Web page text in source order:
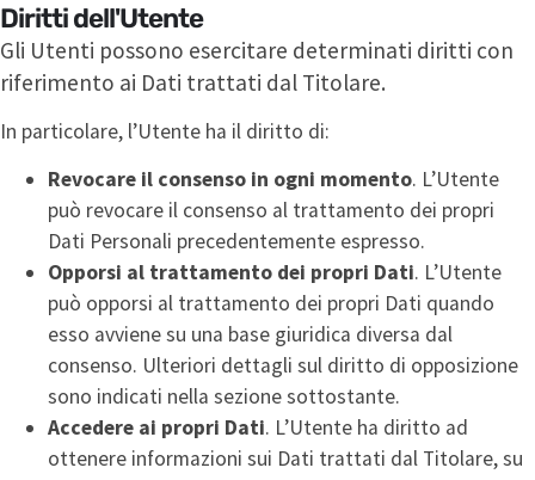
Diritti dell'Utente
Gli Utenti possono esercitare determinati diritti con
riferimento ai Dati trattati dal Titolare.
In particolare, l’Utente ha il diritto di:
Revocare il consenso in ogni momento. L’Utente
può revocare il consenso al trattamento dei propri
Dati Personali precedentemente espresso.
Opporsi al trattamento dei propri Dati. L’Utente
può opporsi al trattamento dei propri Dati quando
esso avviene su una base giuridica diversa dal
consenso. Ulteriori dettagli sul diritto di opposizione
sono indicati nella sezione sottostante.
Accedere ai propri Dati. L’Utente ha diritto ad
ottenere informazioni sui Dati trattati dal Titolare, su